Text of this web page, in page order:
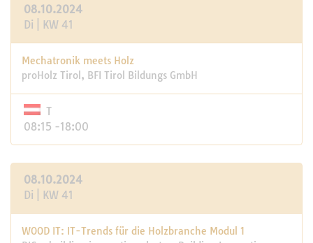
08.10.2024
Di | KW 41
Mechatronik meets Holz
proHolz Tirol, BFI Tirol Bildungs GmbH
T
08:15 -18:00
08.10.2024
Di | KW 41
WOOD IT: IT-Trends für die Holzbranche Modul 1